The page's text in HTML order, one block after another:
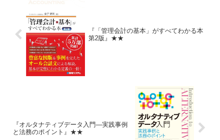
『「管理会計の基本」がすべてわかる本
第2版』★★
『オルタナティブデータ入門―実践事例
と法務のポイント』★★